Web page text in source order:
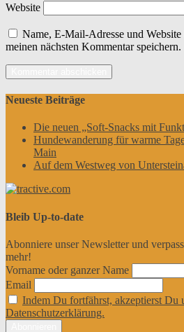
Website
Name, E-Mail-Adresse und
meinen nächsten Kommentar speichern.
Neueste Beiträge
Die neuen „Soft-Snacks mit
Hundewanderung für warme
Main
Auf dem Westweg von
Bleib Up-to-date
Abonniere unser Newsletter und
mehr!
Vorname oder ganzer Name
Email
Indem Du fortfährst, akzeptierst Du
Datenschutzerklärung.